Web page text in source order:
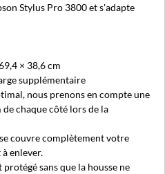
Stylus Pro 3800 et s'adapte
× 38,6 cm
supplémentaire
nous prenons en compte une
chaque côté lors de la
couvre complètement votre
enlever.
sans que la housse ne